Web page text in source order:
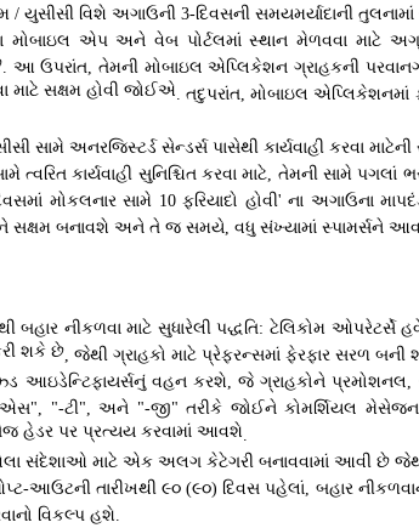
/ યુસીસી વિશે અગાઉની 3-દિવસની સમયમર્યાદાની
મોબાઇલ એપ અને વેબ પોર્ટલમાં સ્થાન મેળવવા માટે
. આ ઉપરાંત, તેમની મોબાઇલ એપ્લિકેશન ગ્રાહકની
માટે સક્ષમ હોવી જોઈએ.તદુપરાંત,મોબાઇલ એપ્લિકેશનમાં
સામે અનરજિસ્ટર્ડ સેન્ડર્સ પાસેથી કાર્યવાહી કરવા માટેની
ત્વરિત કાર્યવાહી સુનિશ્ચિત કરવા માટે, તેમની સામે પગલાં
મોકલનાર સામે 10ફરિયાદો હોવી'ના અગાઉના
સક્ષમ બનાવશે અને તે જ સમયે, વધુ સંખ્યામાં સ્પામર્સને
બહાર નીકળવા માટે સુધારેલી પદ્ધતિ:ટેલિકોમ ઓપરેટર્સે
શકે છે, જેથી ગ્રાહકો માટે પ્રેફરન્સમાં ફેરફાર સરળ બની
આઇડેન્ટિફાયર્સનું વહન કરશે,જે ગ્રાહકોને પ્રમોશનલ,
એસ", "-ટી",અને "-જી"તરીકે જોઈને કોમર્શિયલ
પર પ્રત્યય કરવામાં આવશે.
સંદેશાઓ માટે એક અલગ કેટેગરી બનાવવામાં આવી છે
-આઉટની તારીખથી ૯૦(૯૦) દિવસ પહેલાં, બહાર
વિકલ્પ હશે.